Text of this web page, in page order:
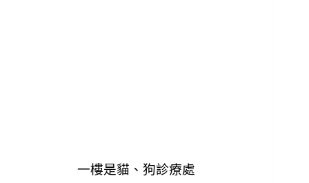
一樓是貓、狗診療處